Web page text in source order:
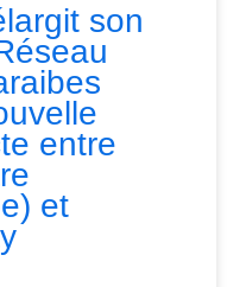
son
entre
et